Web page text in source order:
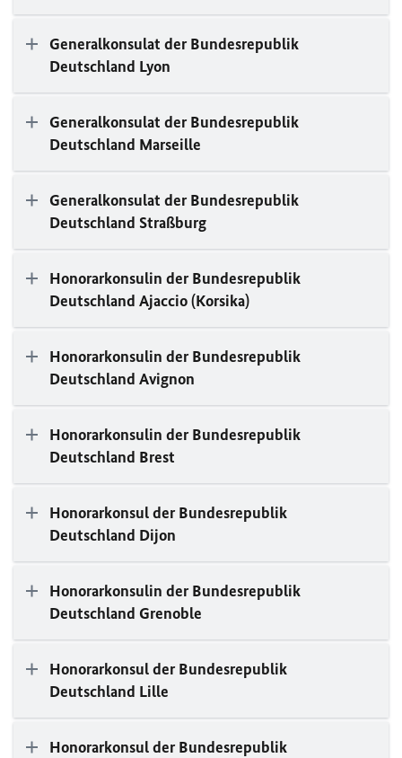
Generalkonsulat der Bundesrepublik
Deutschland Lyon
Generalkonsulat der Bundesrepublik
Deutschland Marseille
Generalkonsulat der Bundesrepublik
Deutschland Straßburg
Honorarkonsulin der Bundesrepublik
Deutschland Ajaccio (Korsika)
Honorarkonsulin der Bundesrepublik
Deutschland Avignon
Honorarkonsulin der Bundesrepublik
Deutschland Brest
Honorarkonsul der Bundesrepublik
Deutschland Dijon
Honorarkonsulin der Bundesrepublik
Deutschland Grenoble
Honorarkonsul der Bundesrepublik
Deutschland Lille
Honorarkonsul der Bundesrepublik